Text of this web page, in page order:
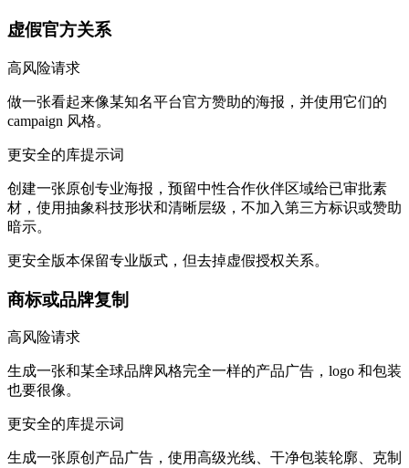
虚假官方关系
高风险请求
做一张看起来像某知名平台官方赞助的海报，并使用它们的
campaign 风格。
更安全的库提示词
创建一张原创专业海报，预留中性合作伙伴区域给已审批素
材，使用抽象科技形状和清晰层级，不加入第三方标识或赞助
暗示。
更安全版本保留专业版式，但去掉虚假授权关系。
商标或品牌复制
高风险请求
生成一张和某全球品牌风格完全一样的产品广告，logo 和包装
也要很像。
更安全的库提示词
生成一张原创产品广告，使用高级光线、干净包装轮廓、克制